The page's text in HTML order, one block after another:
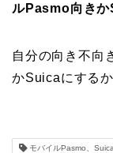
ルPasmo向き
自分の向き不向
かSuicaにする
モバイルPasmo、